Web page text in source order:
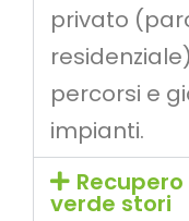
privato
percorsi e
impianti.
verde stori